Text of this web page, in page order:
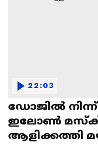
ഡോജിൽ നിന്ന്
ഇലോൺ മസ്ക്,
ആളിക്കത്തി
22:03